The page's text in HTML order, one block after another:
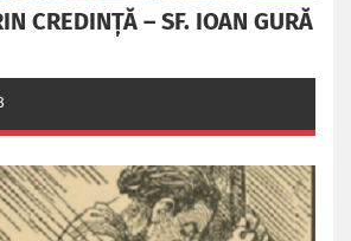
CREDINȚĂ – SF. IOAN GURĂ